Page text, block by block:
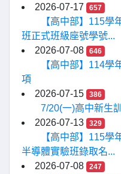
2026-07-17 657
【高中部】115學
班正式班級座號學號...
2026-07-08
646
【高中部】114學
項
2026-07-15
386
7/20(一)高中新生
2026-07-13
329
【高中部】115學
半導體實驗班錄取名...
2026-07-08
247